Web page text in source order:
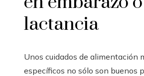
lactancia
Unos cuidados de alimentación
específicos no sólo son buenos